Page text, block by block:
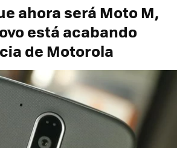
ahora será Moto M,
está acabando
de Motorola